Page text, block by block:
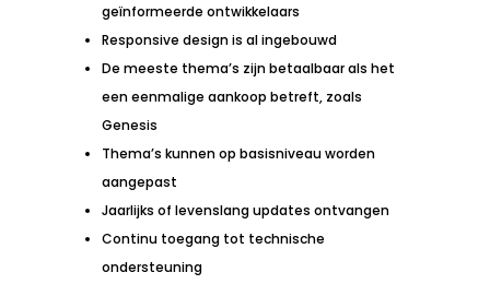
geïnformeerde ontwikkelaars
Responsive design is al ingebouwd
De meeste thema’s zijn betaalbaar als het
een eenmalige aankoop betreft, zoals
Genesis
Thema’s kunnen op basisniveau worden
aangepast
Jaarlijks of levenslang updates ontvangen
Continu toegang tot technische
ondersteuning